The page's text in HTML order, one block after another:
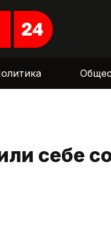
себе